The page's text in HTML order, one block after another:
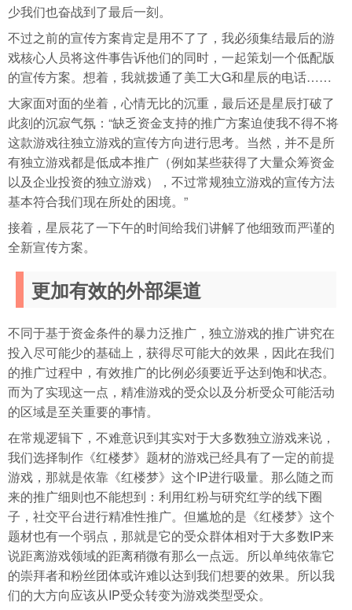
少我们也奋战到了最后一刻。
不过之前的宣传方案肯定是用不了了，我必须集结最后的游
戏核心人员将这件事告诉他们的同时，一起策划一个低配版
的宣传方案。想着，我就拨通了美工大G和星辰的电话……
大家面对面的坐着，心情无比的沉重，最后还是星辰打破了
此刻的沉寂气氛：“缺乏资金支持的推广方案迫使我不得不将
这款游戏往独立游戏的宣传方向进行思考。当然，并不是所
有独立游戏都是低成本推广（例如某些获得了大量众筹资金
以及企业投资的独立游戏），不过常规独立游戏的宣传方法
基本符合我们现在所处的困境。”
接着，星辰花了一下午的时间给我们讲解了他细致而严谨的
全新宣传方案。
更加有效的外部渠道
不同于基于资金条件的暴力泛推广，独立游戏的推广讲究在
投入尽可能少的基础上，获得尽可能大的效果，因此在我们
的推广过程中，有效推广的比例必须要近乎达到饱和状态。
而为了实现这一点，精准游戏的受众以及分析受众可能活动
的区域是至关重要的事情。
在常规逻辑下，不难意识到其实对于大多数独立游戏来说，
我们选择制作《红楼梦》题材的游戏已经具有了一定的前提
游戏，那就是依靠《红楼梦》这个IP进行吸量。那么随之而
来的推广细则也不能想到：利用红粉与研究红学的线下圈
子，社交平台进行精准性推广。但尴尬的是《红楼梦》这个
题材也有一个弱点，那就是它的受众群体相对于大多数IP来
说距离游戏领域的距离稍微有那么一点远。所以单纯依靠它
的崇拜者和粉丝团体或许难以达到我们想要的效果。所以我
们的大方向应该从IP受众转变为游戏类型受众。